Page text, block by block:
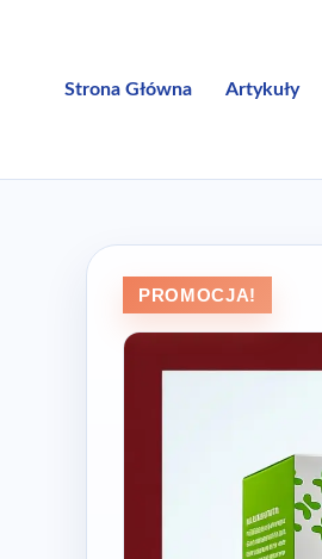
Strona Główna Artykuły
PROMOCJA!